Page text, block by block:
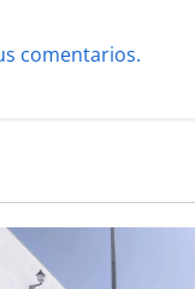
comentarios.